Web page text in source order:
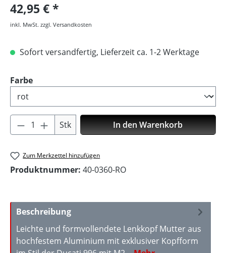
42,95 €
inkl. MwSt. zzgl. Versandkosten
Sofort versandfertig, Lieferzeit ca. 1-2 Werktage
Farbeauswählen
Produkt Anzahl: Gib den gewünschten
Stk In den Warenkorb
Zum Merkzettel hinzufügen
Produktnummer: 40-0360-RO
Beschreibung
Leichte und formvollendete Lenkkopf Mutter aus
hochfestem Aluminium mit exklusiver Kopfform